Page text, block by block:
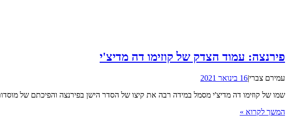
פירנצה: עמוד הצדק של קוזימו דה מדיצ'י
עמירם צברי|16 בינואר 2021
שמו של קוזימו דה מדיצ'י מסמל במידה רבה את קיצו של הסדר הישן בפירנצה והפיכתם של
המשך לקרוא »